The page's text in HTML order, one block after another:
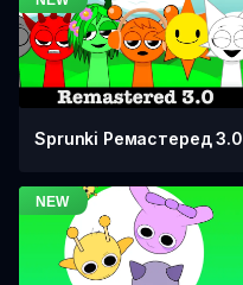
Sprunki Ремастеред 3.0